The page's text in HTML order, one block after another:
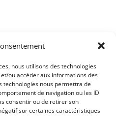
nous utilisons des technologies
ou accéder aux informations des
technologies nous permettra de
de navigation ou les ID
consentir ou de retirer son
sur certaines caractéristiques
IUT Vannes @2025